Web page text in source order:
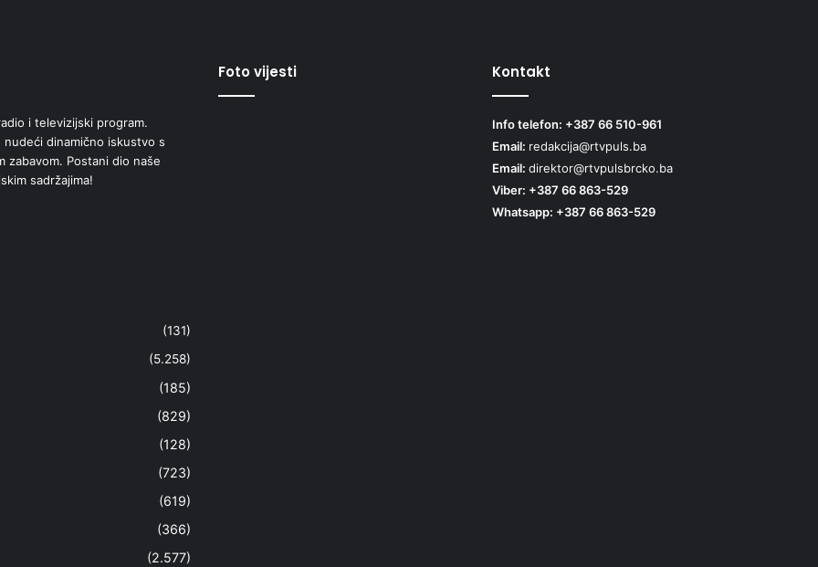
i televizijski program.
nudeći dinamično iskustvo s
zabavom. Postani dio naše
sadržajima!
(131)
(5.258)
(185)
(829)
(128)
(723)
(619)
(366)
(2.577)
Foto vijesti Kontakt
Info telefon: +387 66 510-961
Email: redakcija@rtvpuls.ba
Email: direktor@rtvpulsbrcko.ba
Viber: +387 66 863-529
Whatsapp: +387 66 863-529